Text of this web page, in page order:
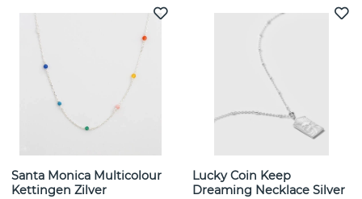
Santa Monica Multicolour
Kettingen Zilver
Lucky Coin Keep
Dreaming Necklace Silver